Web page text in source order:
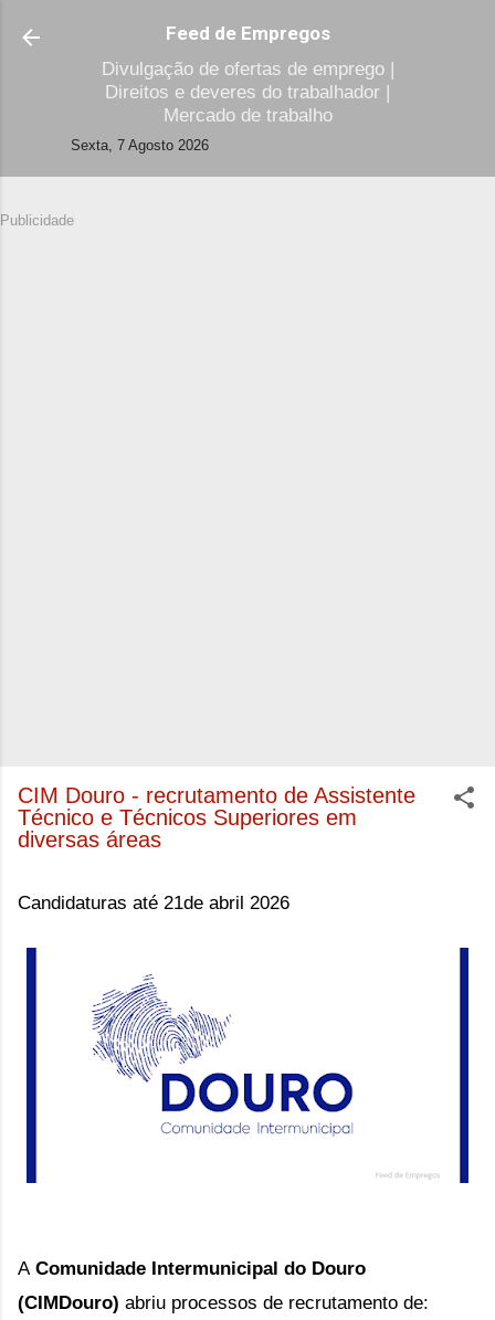
Avançar para o conteúdo principal
Feed de Empregos
Divulgação de ofertas de emprego |
Direitos e deveres do trabalhador |
Mercado de trabalho
Sexta, 7 Agosto 2026
Publicidade
CIM Douro - recrutamento de Assistente
Técnico e Técnicos Superiores em
diversas áreas
Candidaturas até 21de abril 2026
A Comunidade Intermunicipal do Douro
(CIMDouro) abriu processos de recrutamento de: